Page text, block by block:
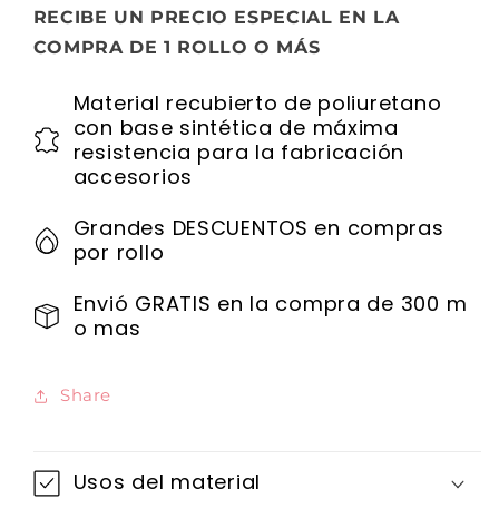
RECIBE UN PRECIO ESPECIAL EN LA
COMPRA DE 1 ROLLO O MÁS
Material recubierto de poliuretano
con base sintética de máxima
resistencia para la fabricación
accesorios
Grandes DESCUENTOS en compras
por rollo
Envió GRATIS en la compra de 300 m
o mas
Share
Usos del material